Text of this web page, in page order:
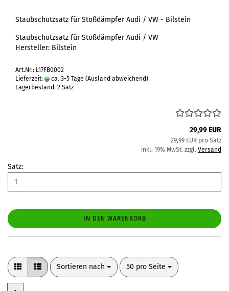
Staubschutzsatz für Stoßdämpfer Audi / VW - Bilstein
Staubschutzsatz für Stoßdämpfer Audi / VW
Hersteller: Bilstein
Art.Nr.: L17FB0002
Lieferzeit:
ca. 3-5 Tage (Ausland abweichend)
Lagerbestand: 2 Satz
29,99 EUR
29,99 EUR pro Satz
inkl. 19% MwSt. zzgl. Versand
Satz:
IN DEN WARENKORB
Sortieren nach
Sortieren nach 50 pro Seite
pro Seite